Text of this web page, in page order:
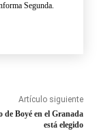
Segunda.
Artículo siguiente
de Boyé en el Granada
está elegido